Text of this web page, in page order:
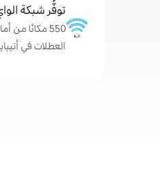
توفُّر شبكة
550 مكانًا من
العطلات في